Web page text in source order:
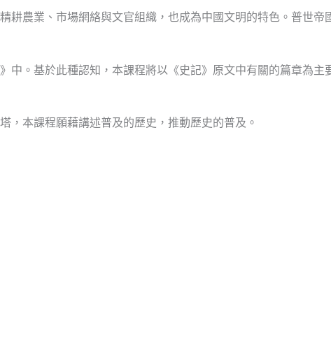
（下）：
漢
國
的
型
數
耕農業、市場網絡與文官組織，也成為中國文明的特色。普世帝
中。基於此種認知，本課程將以《史記》原文中有關的篇章為主
，本課程願藉講述普及的歷史，推動歷史的普及。